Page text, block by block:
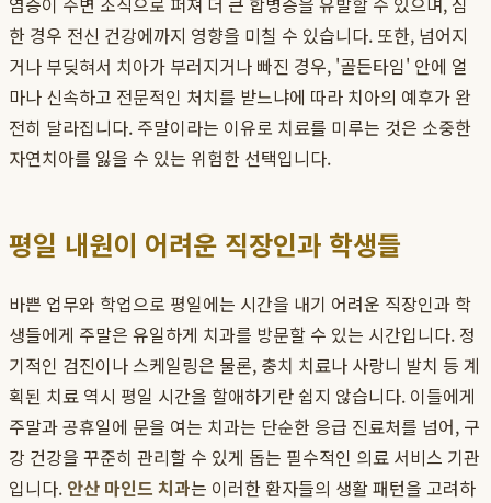
한 경우 전신 건강에까지 영향을 미칠 수 있습니다. 또한, 넘어지
거나 부딪혀서 치아가 부러지거나 빠진 경우, '골든타임' 안에 얼
마나 신속하고 전문적인 처치를 받느냐에 따라 치아의 예후가 완
전히 달라집니다. 주말이라는 이유로 치료를 미루는 것은 소중한
자연치아를 잃을 수 있는 위험한 선택입니다.
평일 내원이 어려운 직장인과 학생들
바쁜 업무와 학업으로 평일에는 시간을 내기 어려운 직장인과 학
생들에게 주말은 유일하게 치과를 방문할 수 있는 시간입니다. 정
기적인 검진이나 스케일링은 물론, 충치 치료나 사랑니 발치 등 계
획된 치료 역시 평일 시간을 할애하기란 쉽지 않습니다. 이들에게
주말과 공휴일에 문을 여는 치과는 단순한 응급 진료처를 넘어, 구
강 건강을 꾸준히 관리할 수 있게 돕는 필수적인 의료 서비스 기관
입니다. 안산 마인드 치과는 이러한 환자들의 생활 패턴을 고려하